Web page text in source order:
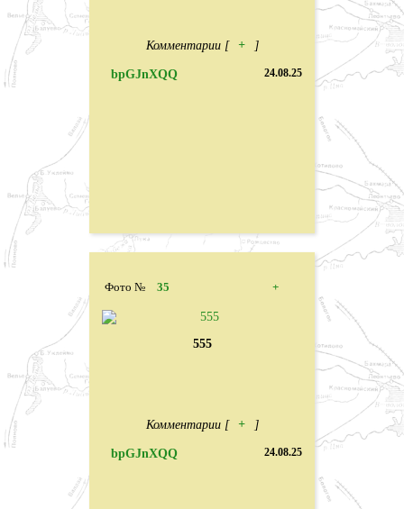
Комментарии [ + ]
bpGJnXQQ 24.08.25
Фото № 35 +
555
Комментарии [ + ]
bpGJnXQQ 24.08.25